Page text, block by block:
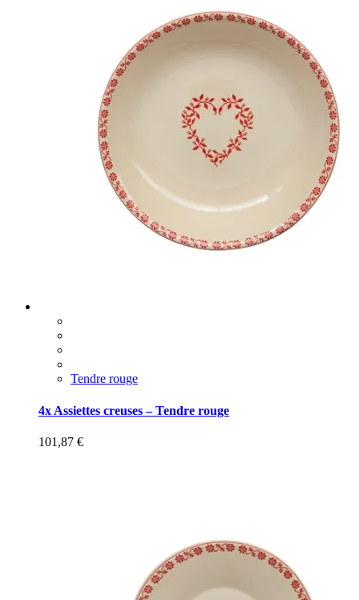
Tendre rouge
4x Assiettes creuses – Tendre rouge
101,87 €